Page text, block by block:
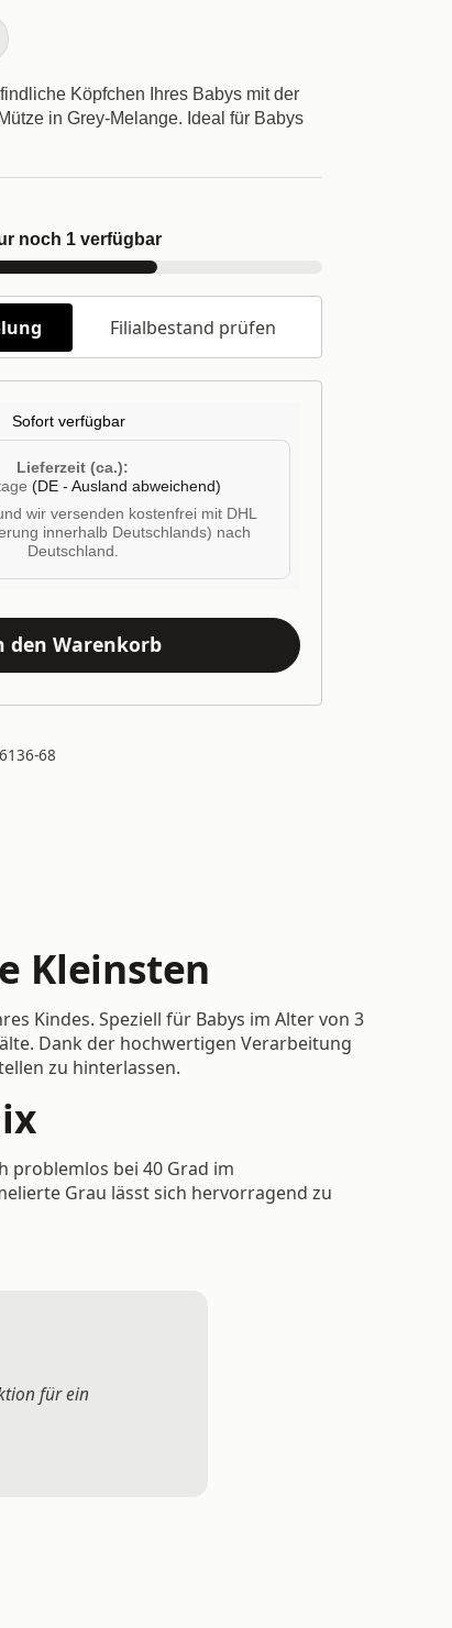
Köpfchen Ihres Babys mit der
in Grey-Melange. Ideal für Babys
noch 1 verfügbar
Filialbestand prüfen
Sofort verfügbar
Lieferzeit (ca.):
(DE - Ausland abweichend)
wir versenden kostenfrei mit DHL
innerhalb Deutschlands) nach
Deutschland.
den Warenkorb
68
Kleinsten
Kindes. Speziell für Babys im Alter von 3
Dank der hochwertigen Verarbeitung
zu hinterlassen.
problemlos bei 40 Grad im
Grau lässt sich hervorragend zu
für ein